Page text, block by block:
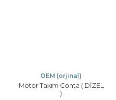
OEM (orjinal)
Motor Takım Conta ( DİZEL
)